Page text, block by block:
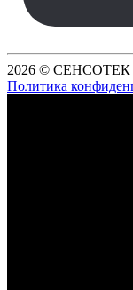
2026 © СЕНСОТЕК
Политика